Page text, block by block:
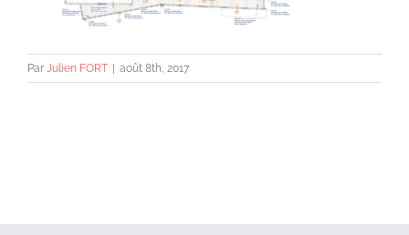
Par Julien FORT août 8th, 2017